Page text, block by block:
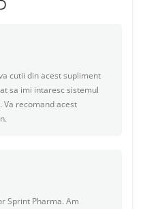
cutii din acest supliment
sa imi intaresc sistemul
recomand acest
Sprint Pharma. Am